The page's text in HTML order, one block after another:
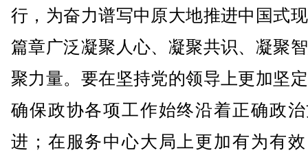
行，为奋力谱写中原大地推进中国式
篇章广泛凝聚人心、凝聚共识、凝聚
聚力量。要在坚持党的领导上更加坚
确保政协各项工作始终沿着正确政
进；在服务中心大局上更加有为有